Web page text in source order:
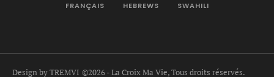
FRANÇAIS HEBREWS SWAHILI
Design by TREMVI ©2026 - La Croix Ma Vie, Tous droits réservés.